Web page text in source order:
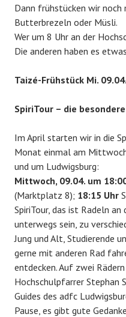
Dann frühstücken wir noch
Butterbrezeln oder Müsli.
Wer um 8 Uhr an der
Die anderen haben es
Taizé-Frühstück Mi.
SpiriTour – die
Im April starten wir in die
Monat einmal am
und um Ludwigsburg:
Mittwoch, 09.04. um
(Marktplatz 8); 18:15 Uhr
SpiriTour, das ist Radeln
unterwegs sein, zu
Jung und Alt, Studierende
gerne mit anderen Rad
entdecken. Auf zwei
Hochschulpfarrer Stephan
Guides des adfc
Pause, es gibt gute